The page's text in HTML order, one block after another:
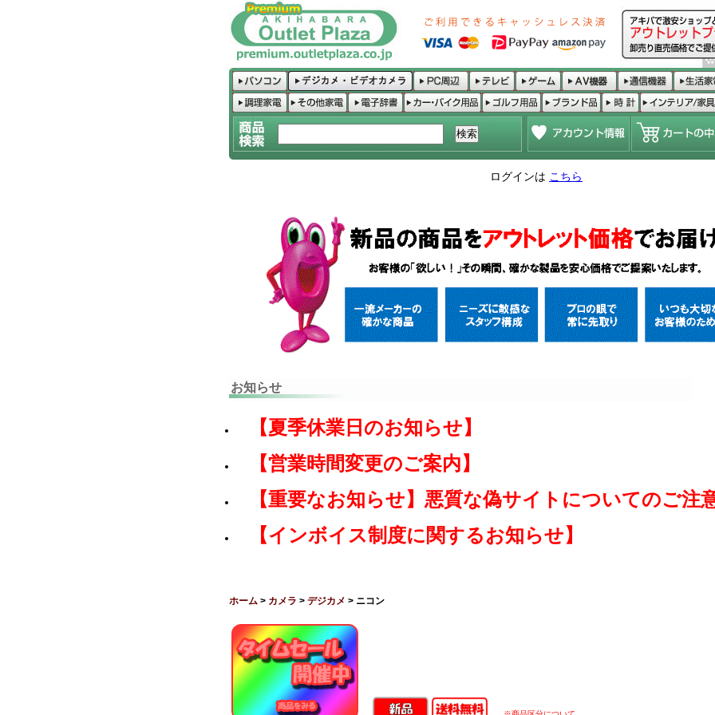
ログインは こちら
お知らせ
【夏季休業日のお知らせ】
【営業時間変更のご案内】
【重要なお知らせ】悪質な偽サイトについてのご注
【インボイス制度に関するお知らせ】
ホーム > カメラ > デジカメ > ニコン